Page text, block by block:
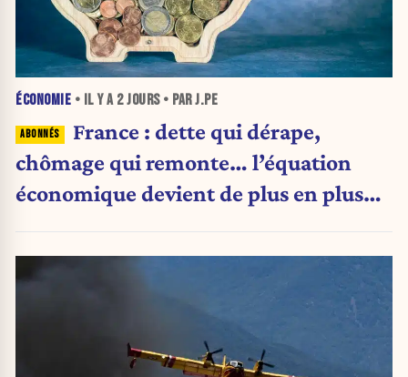
ÉCONOMIE • IL Y A 2 JOURS• PAR J.PE
France : dette qui dérape,
chômage qui remonte… l’équation
économique devient de plus en plus